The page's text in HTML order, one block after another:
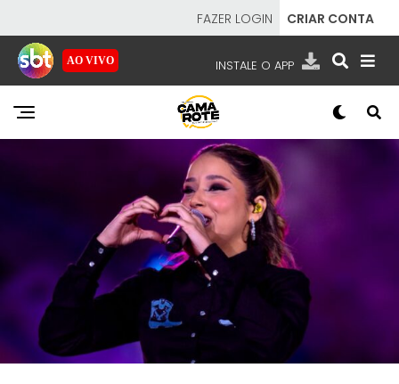
FAZER LOGIN CRIAR CONTA
AO VIVO INSTALE O APP
EMISSORAS
SBT - SISTEMA BRASILEIRO DE TELEVISÃO